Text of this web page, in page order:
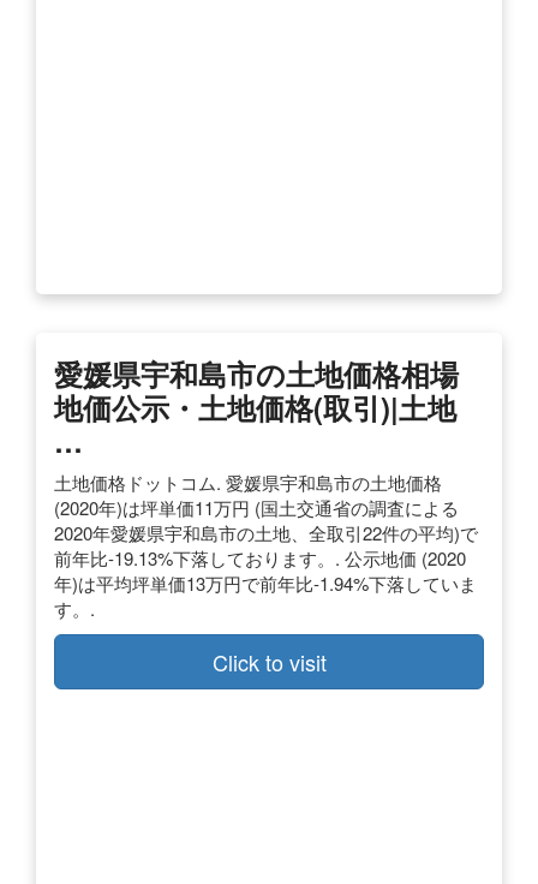
愛媛県宇和島市の土地価格相場
地価公示・土地価格(取引)|土地
…
土地価格ドットコム. 愛媛県宇和島市の土地価格
(2020年)は坪単価11万円 (国土交通省の調査による
2020年愛媛県宇和島市の土地、全取引22件の平均)で
前年比-19.13%下落しております。. 公示地価 (2020
年)は平均坪単価13万円で前年比-1.94%下落していま
す。.
Click to visit